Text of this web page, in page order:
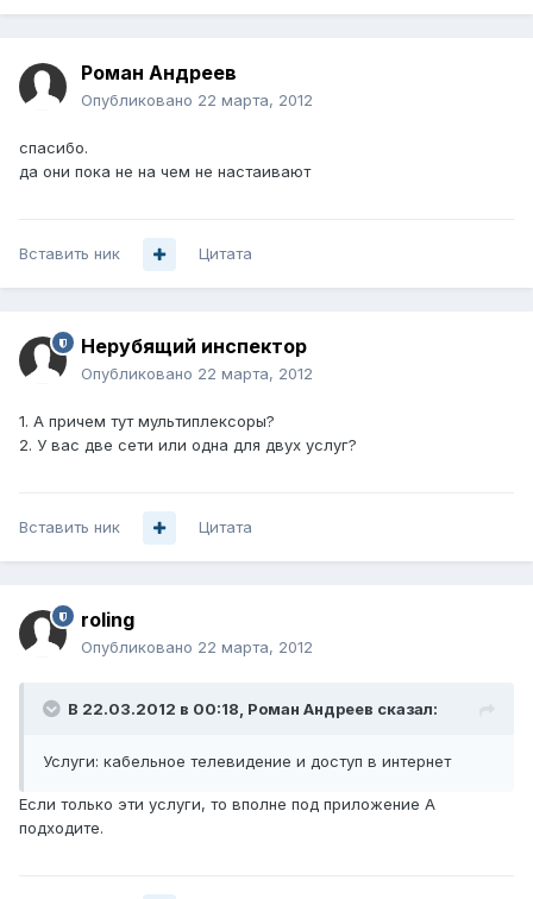
Роман Андреев
Опубликовано 22 марта, 2012
спасибо.
да они пока не на чем не настаивают
Вставить ник Цитата
Нерубящий инспектор
Опубликовано 22 марта, 2012
1. А причем тут мультиплексоры?
2. У вас две сети или одна для двух услуг?
Вставить ник Цитата
roling
Опубликовано 22 марта, 2012
В 22.03.2012 в 00:18, Роман Андреев сказал:
Услуги: кабельное телевидение и доступ в интернет
Если только эти услуги, то вполне под приложение А
подходите.